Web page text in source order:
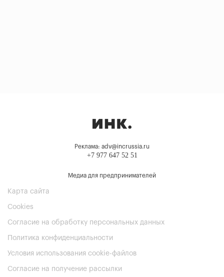
Реклама: adv@incrussia.ru
+7 977 647 52 51
Медиа для предпринимателей
Карта сайта
Cookies
Согласие на обработку персональных данных
Политика конфиденциальности
Условия использования cookie-файлов
Согласие на получение рассылки